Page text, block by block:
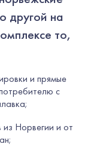
другой на
то,
и прямые
с
Норвегии и от